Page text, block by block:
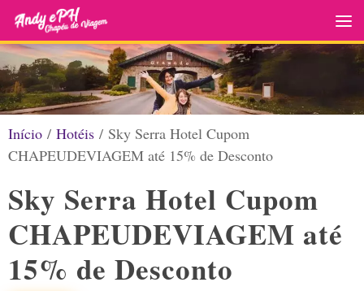
Skip to content
Início / Hotéis / Sky Serra Hotel Cupom
CHAPEUDEVIAGEM até 15% de Desconto
Sky Serra Hotel Cupom
CHAPEUDEVIAGEM até
15% de Desconto